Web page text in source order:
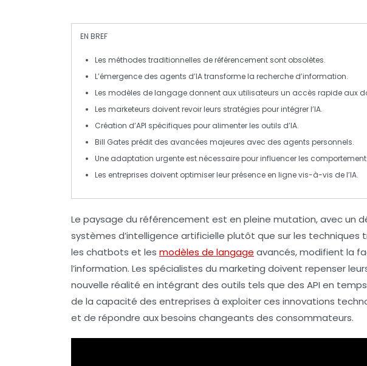
EN BREF
Les méthodes traditionnelles de référencement sont obsolètes.
L’émergence des agents d’IAtransforme la recherche d’information.
Les modèles de langage donnent aux utilisateurs un accès rapide aux
Les marketeurs doivent revoir leurs stratégies pour intégrer l’IA.
Création d’API spécifiques pour alimenter les outils d’IA.
Bill Gates prédit des avancées majeures avec des agents personnels.
Une adaptation urgente est nécessaire pour influencer les
Les entreprises doivent optimiser leurprésence en lignevis-à-vis de l’IA.
Le paysage du référencement est en pleine mutation, avec un
systèmes d’intelligence artificielle plutôt que sur les techniques
les chatbots et les modèles de langage avancés, modifient la
l’information. Les spécialistes du marketing doivent repenser
nouvelle réalité en intégrant des outils tels que des API en temps
de la capacité des entreprises à exploiter ces innovations
et de répondre aux besoins changeants des consommateurs.